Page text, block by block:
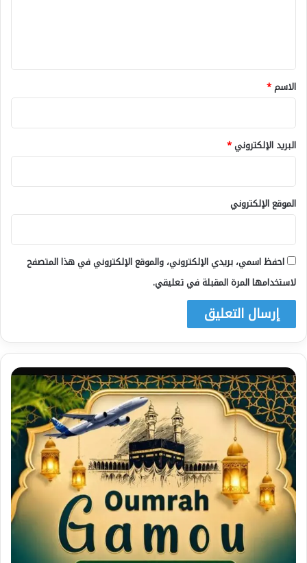
*
الاسم*
البريد الإلكتروني*
الموقع الإلكتروني
احفظ اسمي، بريدي الإلكتروني، والموقع الإلكتروني في هذا المتصفح
لاستخدامها المرة المقبلة في تعليقي.